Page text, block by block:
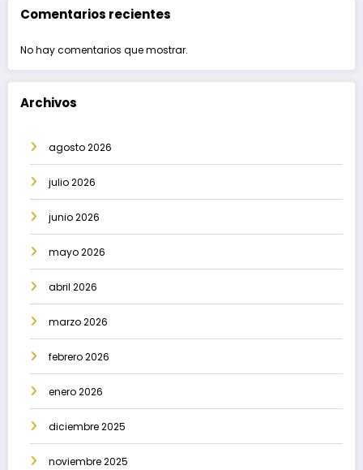
Comentarios recientes
No hay comentarios que mostrar.
Archivos
agosto 2026
julio 2026
junio 2026
mayo 2026
abril 2026
marzo 2026
febrero 2026
enero 2026
diciembre 2025
noviembre 2025